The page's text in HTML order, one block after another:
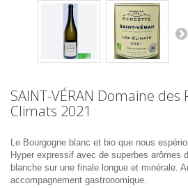
SAINT-VÉRAN Domaine des
Climats 2021
Le Bourgogne blanc et bio que nous
Hyper expressif avec de superbes arômes
blanche sur une finale longue et minérale.
accompagnement gastronomique.